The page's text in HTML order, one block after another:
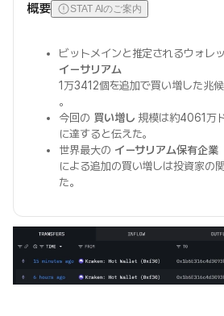
概要 STAT AIのご案内
ビットメインと推定されるウォレ
イーサリアム
1万3412個を追加で買い増した兆
。
今回の 買い増し 規模は約4061万
に達すると伝えた。
世界最大の イーサリアム保有企業
による追加の買い増しは投資家の
た。